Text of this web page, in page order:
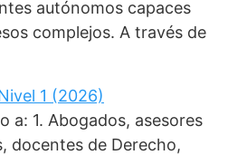
autónomos capaces
complejos. A través de
1 (2026)
a: 1. Abogados, asesores
docentes de Derecho,